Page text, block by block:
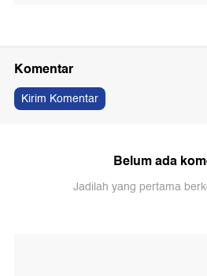
Komentar
Kirim Komentar
Belum ada
Jadilah yang pertama